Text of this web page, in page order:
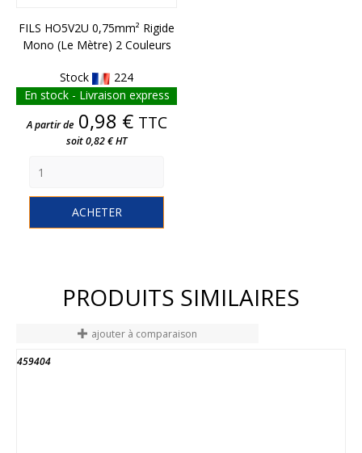
FILS HO5V2U 0,75mm² Rigide
Mono (le Mètre) 2 Couleurs
Stock
224
En stock - Livraison express
Prix
A partir de 0,98 € TTC
soit 0,82 € HT
ACHETER
PRODUITS SIMILAIRES
ajouter à comparaison
459404